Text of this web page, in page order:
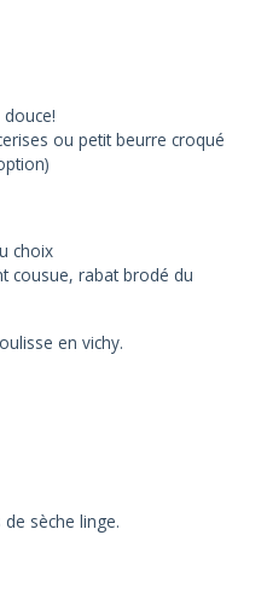
ou petit beurre croqué
choix
cousue, rabat brodé du
en vichy.
sèche linge.